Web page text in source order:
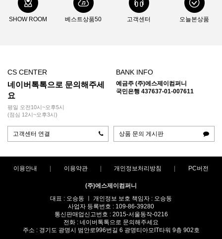
SHOW ROOM 베스트상품50 고객센터 오늘본상품
CS CENTER
네이버톡톡으로 문의해주세
요
평일 오전10시~오후5시
(점심 12시~오후3시)
BANK INFO
예금주 (주)에스제이컴퍼니
국민은행 437637-01-007611
고객센터 연결 상품 문의 게시판
이용안내 이용약관 개인정보처리방침 PC버전
(주)에스제이컴퍼니
대표 : 오승동 ㅣ 개인정보 보호 책임자 : 오승동
사업자 등록번호 : 109-86-39280
통신판매업신고번호 : 2015-서울동작-0216
전화 : 네이버톡톡으로 문의해주세요
주소 : 경기도 광명시 범안로996번길 6 광명티아모IT타워 9층 902호